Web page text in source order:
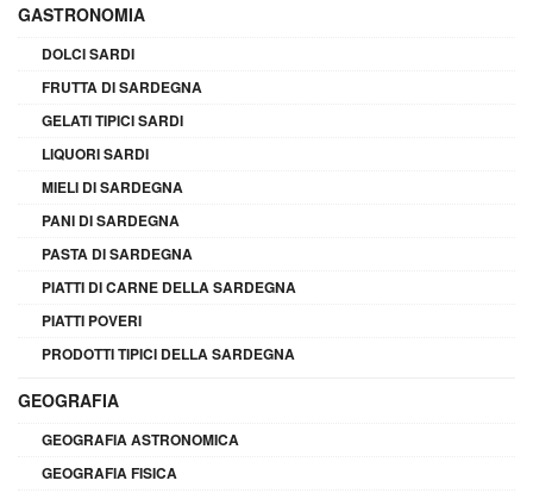
GASTRONOMIA
DOLCI SARDI
FRUTTA DI SARDEGNA
GELATI TIPICI SARDI
LIQUORI SARDI
MIELI DI SARDEGNA
PANI DI SARDEGNA
PASTA DI SARDEGNA
PIATTI DI CARNE DELLA SARDEGNA
PIATTI POVERI
PRODOTTI TIPICI DELLA SARDEGNA
GEOGRAFIA
GEOGRAFIA ASTRONOMICA
GEOGRAFIA FISICA